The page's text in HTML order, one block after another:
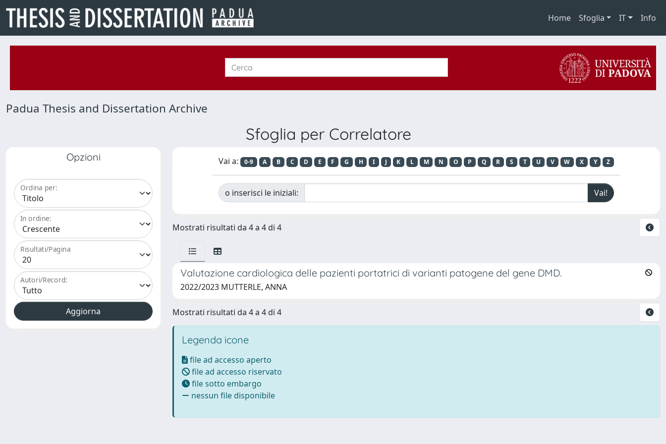
Home Sfoglia IT Info
Padua Thesis and Dissertation Archive
Sfoglia per Correlatore
Opzioni
Ordina per:
In ordine:
Risultati/Pagina
Autori/Record:
Vai a: 0-9 A B C D E F G H I J K L M N O P Q R S T U V W X Y Z
o inserisci le iniziali:
Mostrati risultati da 4 a 4 di 4
Valutazione cardiologica delle pazienti portatrici di varianti patogene del gene DMD.
2022/2023 MUTTERLE, ANNA
Mostrati risultati da 4 a 4 di 4
Legenda icone
file ad accesso aperto
file ad accesso riservato
file sotto embargo
nessun file disponibile